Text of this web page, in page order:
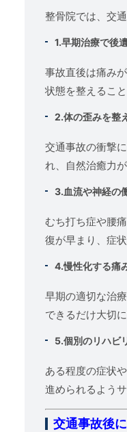
整骨院では、交
1.早期治療で後
事故直後は痛み
状態を整えるこ
2.体の歪みを整
交通事故の衝撃
れ、自然治癒力が
3.血流や神経の
むち打ち症や腰
復が早まり、症
4.慢性化する痛
早期の適切な治
できるだけ大切に
5.個別のリハビ
ある程度の症状
進められるよう
交通事故後